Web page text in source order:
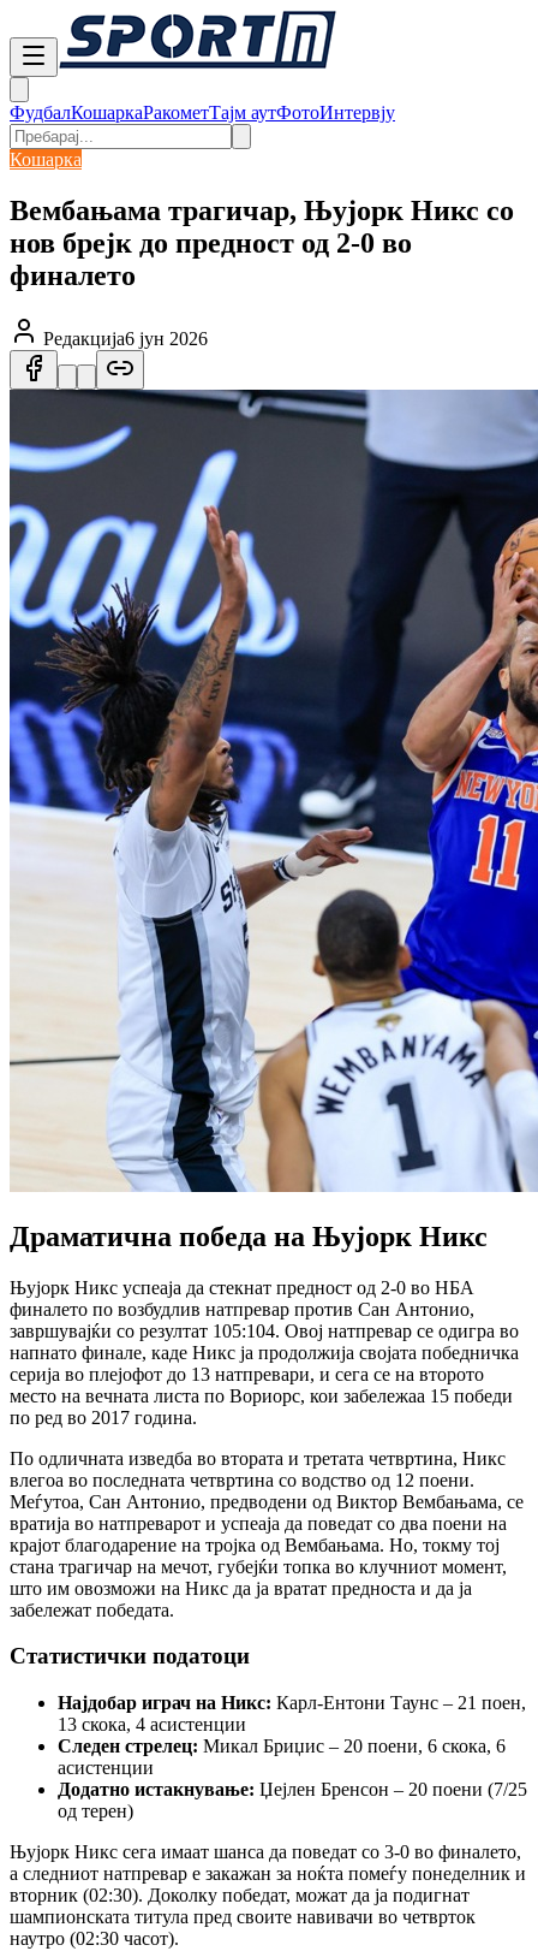
ФудбалКошаркаРакометТајм аутФотоИнтервју
Кошарка
Вембањама трагичар, Њујорк Никс со
нов брејк до предност од 2-0 во
финалето
Редакција6 јун 2026
Драматична победа на Њујорк Никс
Њујорк Никс успеаја да стекнат предност од 2-0 во НБА
финалето по возбудлив натпревар против Сан Антонио,
завршувајќи со резултат 105:104. Овој натпревар се одигра во
напнато финале, каде Никс ја продолжија својата победничка
серија во плејофот до 13 натпревари, и сега се на второто
место на вечната листа по Вориорс, кои забележаа 15 победи
по ред во 2017 година.
По одличната изведба во втората и третата четвртина, Никс
влегоа во последната четвртина со водство од 12 поени.
Меѓутоа, Сан Антонио, предводени од Виктор Вембањама, се
вратија во натпреварот и успеаја да поведат со два поени на
крајот благодарение на тројка од Вембањама. Но, токму тој
стана трагичар на мечот, губејќи топка во клучниот момент,
што им овозможи на Никс да ја вратат предноста и да ја
забележат победата.
Статистички податоци
Најдобар играч на Никс: Карл-Ентони Таунс – 21 поен,
13 скока, 4 асистенции
Следен стрелец: Микал Бриџис – 20 поени, 6 скока, 6
асистенции
Додатно истакнување: Џејлен Бренсон – 20 поени (7/25
од терен)
Њујорк Никс сега имаат шанса да поведат со 3-0 во финалето,
а следниот натпревар е закажан за ноќта помеѓу понеделник и
вторник (02:30). Доколку победат, можат да ја подигнат
шампионската титула пред своите навивачи во четврток
наутро (02:30 часот).